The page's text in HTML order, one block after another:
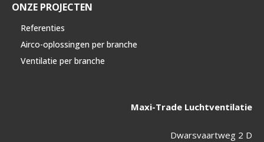
ONZE PROJECTEN
Referenties
Airco-oplossingen per branche
Ventilatie per branche
Maxi-Trade Luchtventilatie
Dwarsvaartweg 2 D